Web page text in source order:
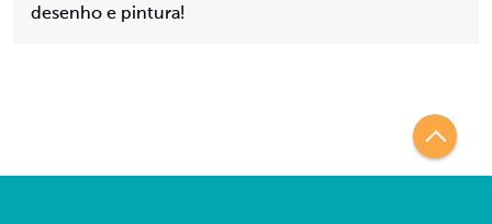
desenho e pintura!